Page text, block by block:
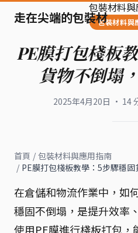
走在尖端的包裝材
包裝材料
包裝材料與
PE膜打包棧板
貨物不倒塌
2025年4月20日 · 14
首頁 / 包裝材料與應用指南
/ PE膜打包棧板教學：5步驟穩固
在倉儲和物流作業中，如
穩固不倒塌，是提升效率
使用PE膜進行棧板打包，